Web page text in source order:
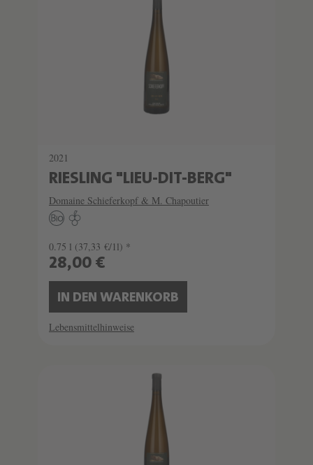
2021
RIESLING "LIEU-DIT-BERG"
Domaine Schieferkopf & M. Chapoutier
0.75 l (37,33 €/1l) *
28,00 €
IN DEN WARENKORB
Lebensmittelhinweise